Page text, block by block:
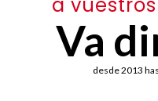
Va
desde 2013